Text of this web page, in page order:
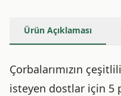
Ürün Açıklaması
Çorbalarımızın
isteyen dostlar için 5